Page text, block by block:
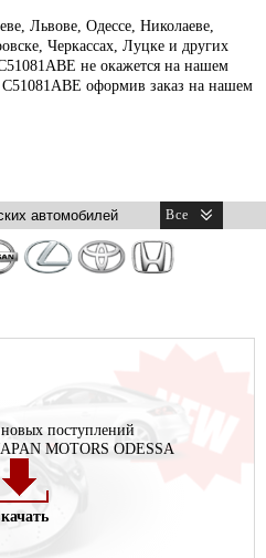
Львове, Одессе, Николаеве,
Черкассах, Луцке и других
не окажется на нашем
C51081ABE оформив заказ на нашем
поступлений
MOTORS ODESSA